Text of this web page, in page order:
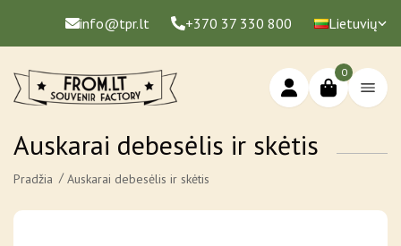
info@tpr.lt +370 37 330 800 Lietuvių
0
Auskarai debesėlis ir skėtis
Pradžia Auskarai debesėlis ir skėtis